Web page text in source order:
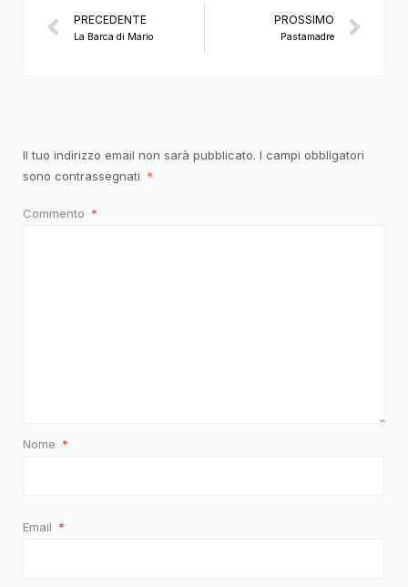
PRECEDENTE
La Barca di Mario
PROSSIMO
Pastamadre
Il tuo indirizzo email non sarà pubblicato. I campi obbligatori
sono contrassegnati *
Commento *
Nome *
Email *